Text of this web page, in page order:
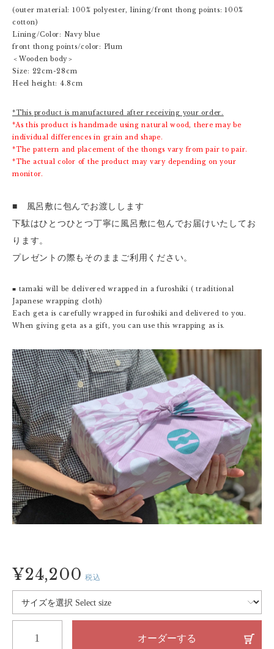
(outer material: 100% polyester, lining/front thong points: 100%
cotton)
Lining/Color: Navy blue
front thong points/color: Plum
＜Wooden body＞
Size: 22cm-28cm
Heel height: 4.8cm
*This product is manufactured after receiving your order.
*As this product is handmade using natural wood, there may be
individual differences in grain and shape.
*The pattern and placement of the thongs vary from pair to pair.
*The actual color of the product may vary depending on your
monitor.
■ 風呂敷に包んでお渡しします
下駄はひとつひとつ丁寧に風呂敷に包んでお届けいたしてお
ります。
プレゼントの際もそのままご利用ください。
■ tamaki will be delivered wrapped in a furoshiki ( traditional
Japanese wrapping cloth)
Each geta is carefully wrapped in furoshiki and delivered to you.
When giving geta as a gift, you can use this wrapping as is.
¥24,200 税込
オーダーする